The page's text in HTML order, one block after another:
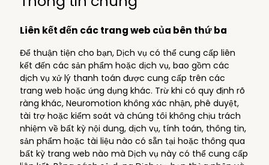
Liên kết đến các trang web của bên thứ ba
Để thuận tiện cho bạn, Dịch vụ có thể cung cấp liên
kết đến các sản phẩm hoặc dịch vụ, bao gồm các
dịch vụ xử lý thanh toán được cung cấp trên các
trang web hoặc ứng dụng khác. Trừ khi có quy định rõ
ràng khác, Neuromotion không xác nhận, phê duyệt,
tài trợ hoặc kiểm soát và chúng tôi không chịu trách
nhiệm về bất kỳ nội dung, dịch vụ, tính toán, thông tin,
sản phẩm hoặc tài liệu nào có sẵn tại hoặc thông qua
bất kỳ trang web nào mà Dịch vụ này có thể cung cấp